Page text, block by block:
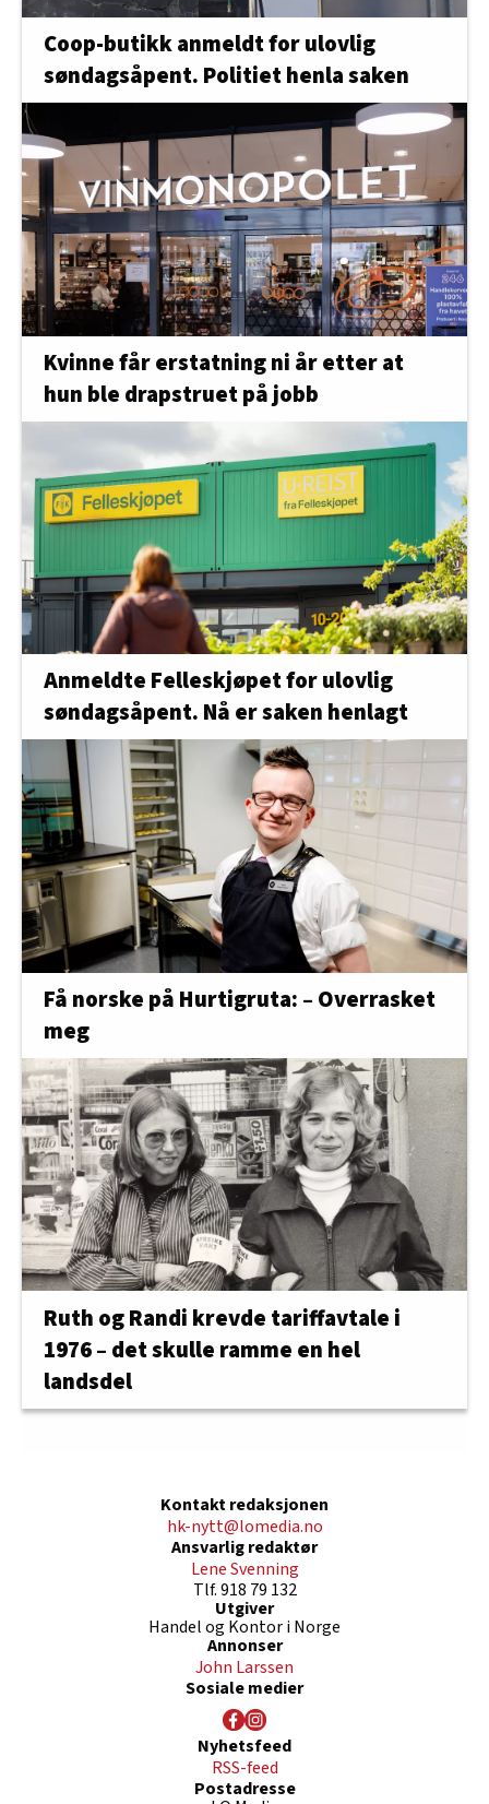
Coop-butikk anmeldt for ulovlig
søndagsåpent. Politiet henla saken
Kvinne får erstatning ni år etter at
hun ble drapstruet på jobb
Anmeldte Felleskjøpet for ulovlig
søndagsåpent. Nå er saken henlagt
Få norske på Hurtigruta: – Overrasket
meg
Ruth og Randi krevde tariffavtale i
1976 – det skulle ramme en hel
landsdel
Kontakt redaksjonen
hk-nytt@lomedia.no
Ansvarlig redaktør
Lene Svenning
Tlf. 918 79 132
Utgiver
Handel og Kontor i Norge
Annonser
John Larssen
Sosiale medier
Nyhetsfeed
RSS-feed
Postadresse